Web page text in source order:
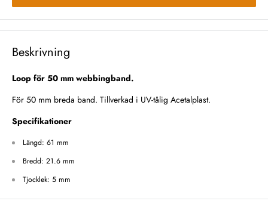
Beskrivning
Loop för 50 mm webbingband.
För 50 mm breda band. Tillverkad i UV-tålig Acetalplast.
Specifikationer
Längd: 61 mm
Bredd: 21.6 mm
Tjocklek: 5 mm